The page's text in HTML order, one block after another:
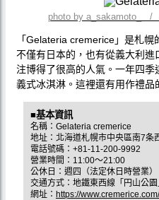
photo by a_sakamoto_ /
「Gelateria cremerice」是札
不僅有日本的，也有從義大利
注博得了很高的人氣。一年四
義式冰淇淋。這裡還有用作禮品
■基本資訊
名稱：Gelateria cremerice
地址：北海道札幌市中央區南7条
電話號碼：+81-11-200-9992
營業時間：11:00～21:00
公休日：週四（法定休日時營業）
交通方式：地鐵東西線「円山公
網址： https://www.cremerice.com/